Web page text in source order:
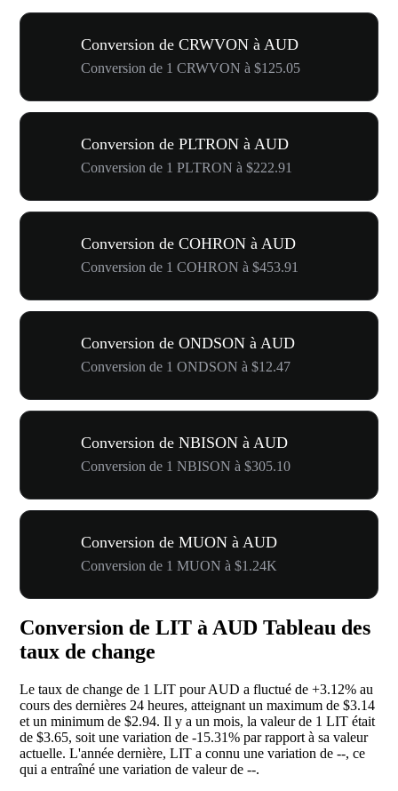
Conversion de CRWVON à AUD
Conversion de 1 CRWVON à $125.05
Conversion de PLTRON à AUD
Conversion de 1 PLTRON à $222.91
Conversion de COHRON à AUD
Conversion de 1 COHRON à $453.91
Conversion de ONDSON à AUD
Conversion de 1 ONDSON à $12.47
Conversion de NBISON à AUD
Conversion de 1 NBISON à $305.10
Conversion de MUON à AUD
Conversion de 1 MUON à $1.24K
Conversion de LIT à AUD Tableau des
taux de change
Le taux de change de 1 LIT pour AUD a fluctué de +3.12% au
cours des dernières 24 heures, atteignant un maximum de $3.14
et un minimum de $2.94. Il y a un mois, la valeur de 1 LIT était
de $3.65, soit une variation de -15.31% par rapport à sa valeur
actuelle. L'année dernière, LIT a connu une variation de --, ce
qui a entraîné une variation de valeur de --.